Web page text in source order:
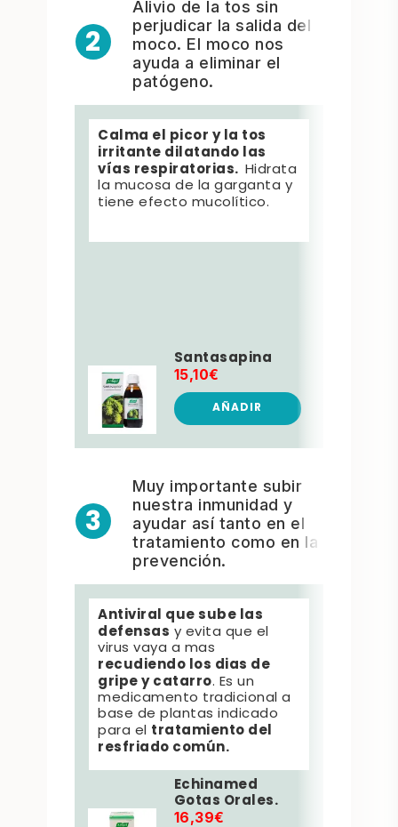
2
Alivio de la tos sin
perjudicar la salida del
moco. El moco nos
ayuda a eliminar el
patógeno.
Calma el picor y la tos
irritante dilatando las
vías respiratorias. Hidrata
la mucosa de la garganta y
tiene efecto mucolítico.
Santasapina
15,10€
AÑADIR
3
Muy importante subir
nuestra inmunidad y
ayudar así tanto en el
tratamiento como en la
prevención.
Antiviral que sube las
defensas y evita que el
virus vaya a mas
recudiendo los dias de
gripe y catarro. Es un
medicamento tradicional a
base de plantas indicado
para el tratamiento del
resfriado común.
Echinamed
Gotas Orales.
16,39€